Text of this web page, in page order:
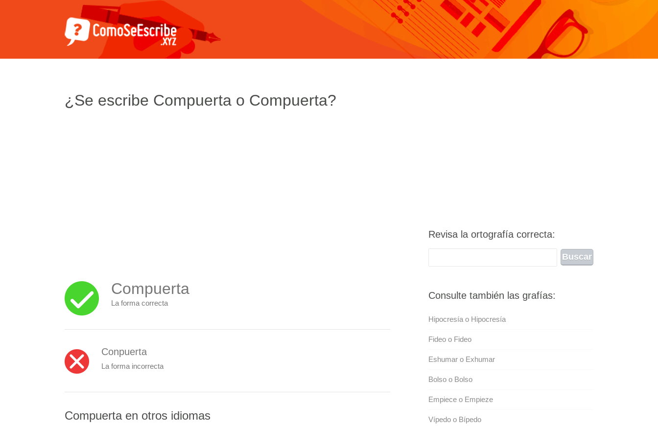
¿Se escribe Compuerta o Compuerta?
Compuerta
La forma correcta
Conpuerta
La forma incorrecta
Compuerta en otros idiomas
Revisa la ortografía correcta:
Consulte también las grafías:
Hipocresía o Hipocresía
Fideo o Fideo
Eshumar o Exhumar
Bolso o Bolso
Empiece o Empieze
Vípedo o Bípedo